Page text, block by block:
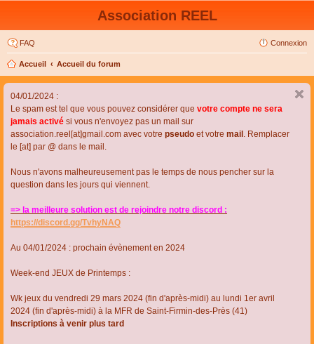
Association REEL
FAQ Connexion
Accueil Accueil du forum
04/01/2024 :
Le spam est tel que vous pouvez considérer que votre compte ne sera
jamais activé si vous n'envoyez pas un mail sur
association.reel[at]gmail.com avec votre pseudo et votre mail . Remplacer
le [at] par @ dans le mail.
Nous n'avons malheureusement pas le temps de nous pencher sur la
question dans les jours qui viennent.
=> la meilleure solution est de rejoindre notre discord :
https://discord.gg/TvhyNAQ
Au 04/01/2024 : prochain évènement en 2024
Week-end JEUX de Printemps :
Wk jeux du vendredi 29 mars 2024 (fin d'après-midi) au lundi 1er avril
2024 (fin d'après-midi) à la MFR de Saint-Firmin-des-Près (41)
Inscriptions à venir plus tard